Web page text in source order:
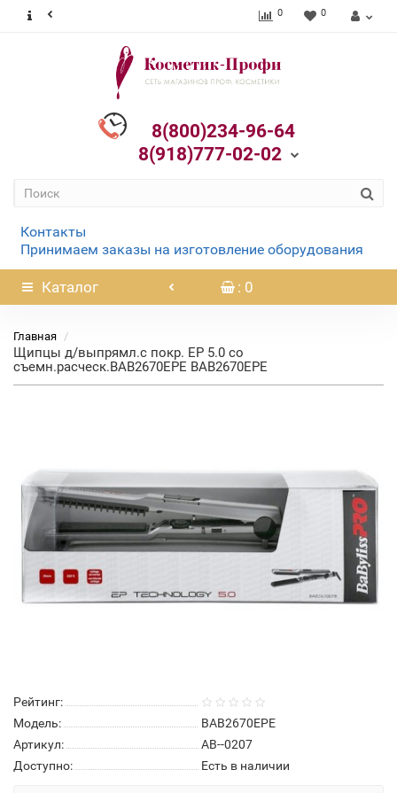
0 0
8(800)234-96-64
8(918)777-02-02
Контакты
Принимаем заказы на изготовление оборудования
Каталог : 0
Главная
Щипцы д/выпрямл.с покр. EP 5.0 со
съемн.расческ.BAB2670EPE BAB2670EPE
Рейтинг:
Модель:
BAB2670EPE
Артикул:
АВ--0207
Доступно:
Есть в наличии